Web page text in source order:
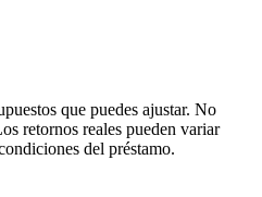
que puedes ajustar. No
retornos reales pueden variar
del préstamo.